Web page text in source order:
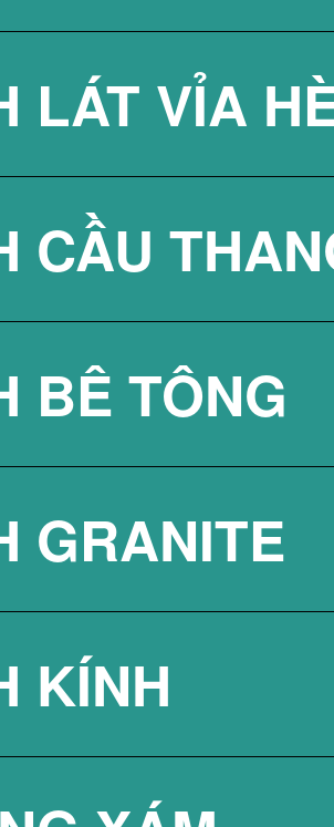
LÁT VỈA
BLOCK
LÁT VỈA
CẦU
BÊ TÔNG
3D BÊ
GRANITE
KÍNH